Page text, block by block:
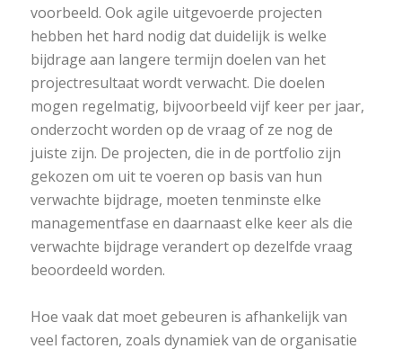
voorbeeld. Ook agile uitgevoerde projecten
hebben het hard nodig dat duidelijk is welke
bijdrage aan langere termijn doelen van het
projectresultaat wordt verwacht. Die doelen
mogen regelmatig, bijvoorbeeld vijf keer per jaar,
onderzocht worden op de vraag of ze nog de
juiste zijn. De projecten, die in de portfolio zijn
gekozen om uit te voeren op basis van hun
verwachte bijdrage, moeten tenminste elke
managementfase en daarnaast elke keer als die
verwachte bijdrage verandert op dezelfde vraag
beoordeeld worden.
Hoe vaak dat moet gebeuren is afhankelijk van
veel factoren, zoals dynamiek van de organisatie